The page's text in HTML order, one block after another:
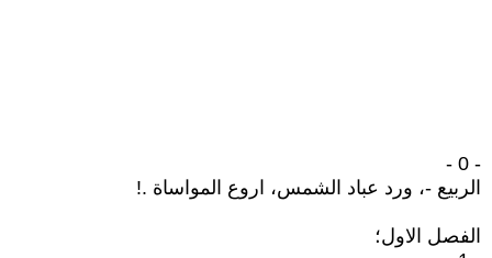
- 0 -
الربيع -، ورد عباد الشمس، اروع المواساة .!
الفصل الاول؛